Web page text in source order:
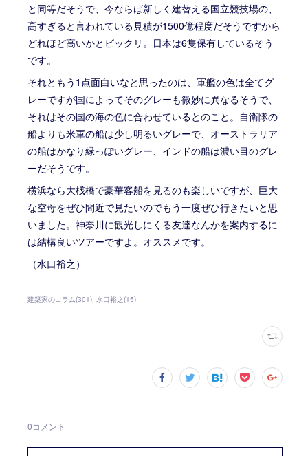
と同等だそうで、今ならば新しく建替える国立競技場の、
高すぎると言われている見積が1500億程度だそうですから
どれほど高いかとビックリ。日本は6隻保有しているそう
です。
それともう1点面白いなと思ったのは、軍艦の色は全てグ
レーですが国によってそのグレーも微妙に異なるそうで、
それはその国の海の色に合わせているとのこと。自衛隊の
船よりも米軍の船は少し明るいグレーで、オーストラリア
の船はかなり緑っぽいグレー、インドの船は濃い目のグレ
ーだそうです。
横浜なら大桟橋で豪華客船を見るのも楽しいですが、巨大
な空母をぜひ間近で見たいのでもう一度ぜひ行きたいと思
いました。神奈川に観光しにくる友達なんかを案内するに
は結構良いツアーですよ。オススメです。
（水口裕之）
建築家のコラム(301) 水口裕之(15)
0コメント